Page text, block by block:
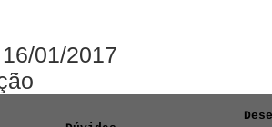
01/2017